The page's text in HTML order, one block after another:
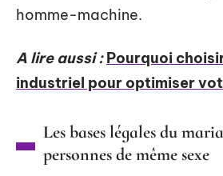
homme-machine.
A lire aussi : Pourquoi
industriel pour optimiser
Les bases légales du
personnes de même sexe